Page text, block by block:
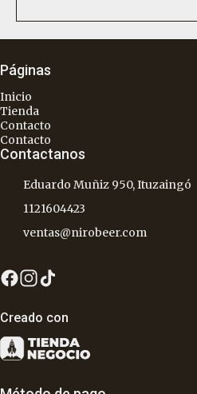
Páginas
Inicio
Tienda
Contacto
Contacto
Contactanos
Eduardo Muñiz 950, Ituzaingó
1121604423
ventas@nirobeer.com
Creado con